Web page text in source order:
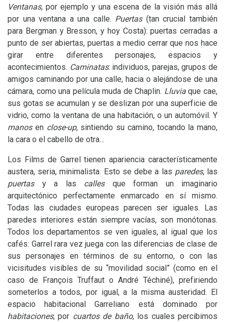
Ventanas, por ejemplo y una escena de la visión más allá
por una ventana a una calle. Puertas(tan crucial también
para Bergman y Bresson, y hoy Costa): puertas cerradas a
punto de ser abiertas, puertas a medio cerrar que nos hace
girar entre diferentes personajes, espacios y
acontecimientos. Caminatas: individuos, parejas, grupos de
amigos caminando por una calle, hacia o alejándose de una
cámara, como una película muda de Chaplin. Lluviaque cae,
sus gotas se acumulan y se deslizan por una superficie de
vidrio, como la ventana de una habitación, o un automóvil. Y
manosen close-up, sintiendo su camino, tocando la mano,
la cara o el cabello de otra…
Los Films de Garrel tienen apariencia característicamente
austera, seria, minimalista. Esto se debe a las paredes, las
puertasy a las callesque forman un imaginario
arquitectónico perfectamente enmarcado en sí mismo.
Todas las ciudades europeas parecen ser iguales. Las
paredes interiores están siempre vacías, son monótonas.
Todos los departamentos se ven iguales, al igual que los
cafés: Garrel rara vez juega con las diferencias de clase de
sus personajes en términos de su entorno, o con las
vicisitudes visibles de su “movilidad social” (como en el
caso de François Truffaut o André Téchiné), prefiriendo
someterlos a todos, por igual, a la misma austeridad. El
espacio habitacional Garreliano está dominado por
habitaciones; por cuartos de baño, los cuales percibimos